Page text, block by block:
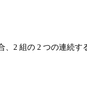
2 組の 2 つの連続